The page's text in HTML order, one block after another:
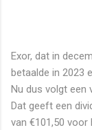
Exor, dat in
betaalde in 2023
Nu dus volgt een
Dat geeft een
van €101,50 voor